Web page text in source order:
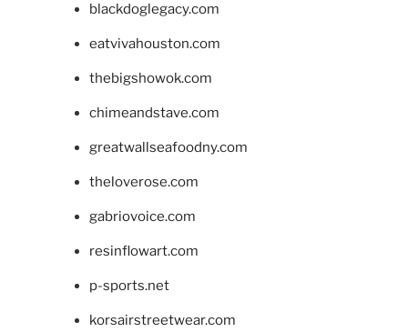
blackdoglegacy.com
eatvivahouston.com
thebigshowok.com
chimeandstave.com
greatwallseafoodny.com
theloverose.com
gabriovoice.com
resinflowart.com
p-sports.net
korsairstreetwear.com